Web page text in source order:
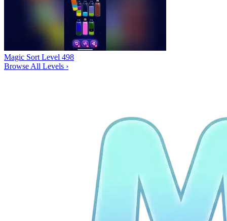
Magic Sort Level 498
Browse All Levels ›